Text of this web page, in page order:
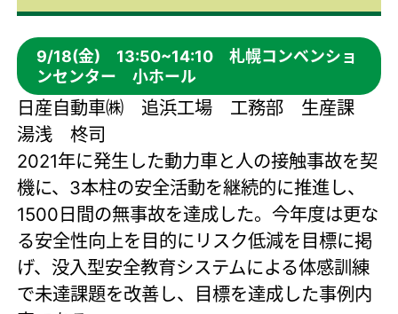
9/18(金) 13:50~14:10 札幌コンベンショ
ンセンター 小ホール
日産自動車㈱ 追浜工場 工務部 生産課
湯浅 柊司
2021年に発生した動力車と人の接触事故を契
機に、3本柱の安全活動を継続的に推進し、
1500日間の無事故を達成した。今年度は更な
る安全性向上を目的にリスク低減を目標に掲
げ、没入型安全教育システムによる体感訓練
で未達課題を改善し、目標を達成した事例内